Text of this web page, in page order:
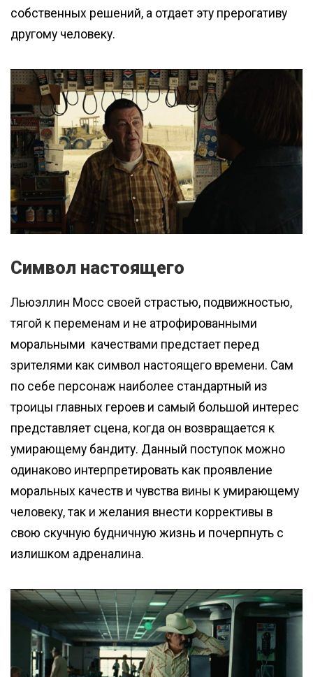
собственных решений, а отдает эту прерогативу
другому человеку.
Символ настоящего
Льюэллин Мосс своей страстью, подвижностью,
тягой к переменам и не атрофированными
моральными качествами предстает перед
зрителями как символ настоящего времени. Сам
по себе персонаж наиболее стандартный из
троицы главных героев и самый большой интерес
представляет сцена, когда он возвращается к
умирающему бандиту. Данный поступок можно
одинаково интерпретировать как проявление
моральных качеств и чувства вины к умирающему
человеку, так и желания внести коррективы в
свою скучную будничную жизнь и почерпнуть с
излишком адреналина.